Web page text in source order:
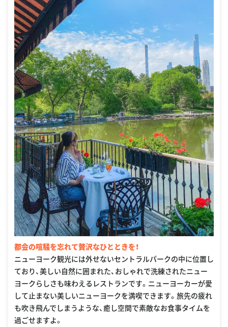
都会の喧騒を忘れて贅沢なひとときを！
ニューヨーク観光には外せないセントラルパークの中に位置し
ており、美しい自然に囲まれた、おしゃれで洗練されたニュー
ヨークらしさも味わえるレストランです。ニューヨーカーが愛
して止まない美しいニューヨークを満喫できます。旅先の疲れ
も吹き飛んでしまうような、癒し空間で素敵なお食事タイムを
過ごせますよ。